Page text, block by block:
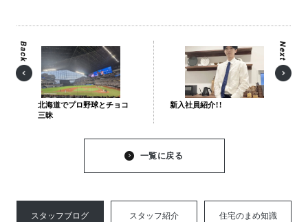
北海道でプロ野球とチョコ
三昧
新入社員紹介！！
一覧に戻る
スタッフブログ スタッフ紹介 住宅のまめ知識